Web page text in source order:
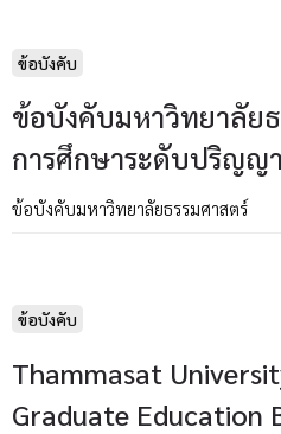
ข้อบังคับ
ข้อบังคับมหาวิทยาลัย
การศึกษาระดับปริญญ
ข้อบังคับมหาวิทยาลัยธรรมศาสตร์
ข้อบังคับ
Thammasat
Graduate Education